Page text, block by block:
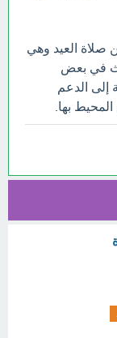
صلاة العيد وهي
في بعض
إلى الدعم
بها.